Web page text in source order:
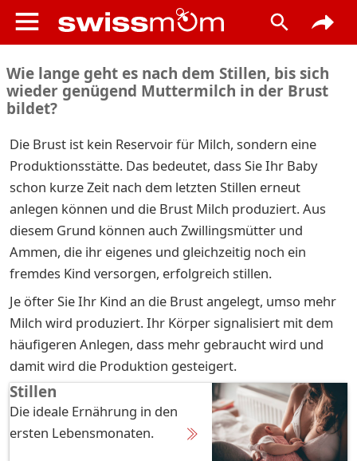
Wie lange geht es nach dem Stillen, bis sich
wieder genügend Muttermilch in der Brust
bildet?
Die Brust ist kein Reservoir für Milch, sondern eine
Produktionsstätte. Das bedeutet, dass Sie Ihr Baby
schon kurze Zeit nach dem letzten Stillen erneut
anlegen können und die Brust Milch produziert. Aus
diesem Grund können auch Zwillingsmütter und
Ammen, die ihr eigenes und gleichzeitig noch ein
fremdes Kind versorgen, erfolgreich stillen.
Je öfter Sie Ihr Kind an die Brust angelegt, umso mehr
Milch wird produziert. Ihr Körper signalisiert mit dem
häufigeren Anlegen, dass mehr gebraucht wird und
damit wird die Produktion gesteigert.
Stillen
Die ideale Ernährung in den
ersten Lebensmonaten.